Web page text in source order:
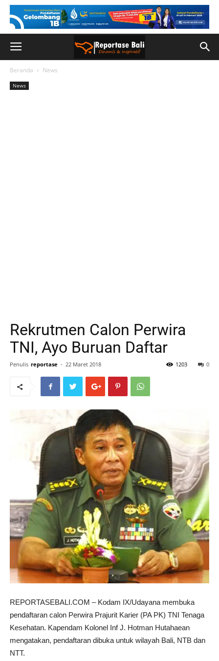
Beranda News
News
Rekrutmen Calon Perwira
TNI, Ayo Buruan Daftar
Penulis reportase - 22 Maret 2018 0
1203
REPORTASEBALI.COM – Kodam IX/Udayana membuka
pendaftaran calon Perwira Prajurit Karier (PA PK) TNI Tenaga
Kesehatan. Kapendam Kolonel Inf J. Hotman Hutahaean
mengatakan, pendaftaran dibuka untuk wilayah Bali, NTB dan
NTT.